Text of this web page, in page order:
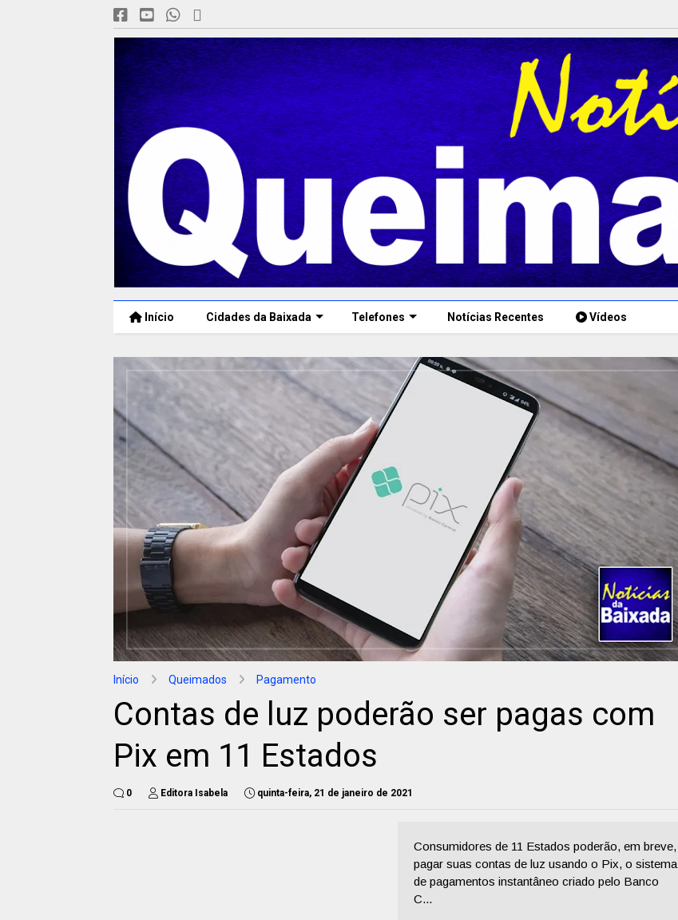
Início Cidades da Baixada Telefones Notícias Recentes Vídeos
Início Queimados Pagamento
Contas de luz poderão ser pagas com
Pix em 11 Estados
0 Editora Isabela quinta-feira, 21 de janeiro de 2021
Consumidores de 11 Estados poderão, em breve,
pagar suas contas de luz usando o Pix, o sistema
de pagamentos instantâneo criado pelo Banco
C...